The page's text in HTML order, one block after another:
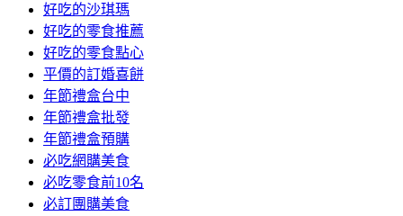
好吃的沙琪瑪
好吃的零食推薦
好吃的零食點心
平價的訂婚喜餅
年節禮盒台中
年節禮盒批發
年節禮盒預購
必吃網購美食
必吃零食前10名
必訂團購美食